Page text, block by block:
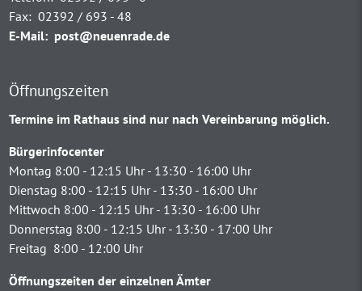
Fax: 02392 / 693 - 48
E-Mail: post@neuenrade.de
Öffnungszeiten
Termine im Rathaus sind nur nach Vereinbarung möglich.
Bürgerinfocenter
Montag 8:00 - 12:15 Uhr - 13:30 - 16:00 Uhr
Dienstag 8:00 - 12:15 Uhr - 13:30 - 16:00 Uhr
Mittwoch 8:00 - 12:15 Uhr - 13:30 - 16:00 Uhr
Donnerstag 8:00 - 12:15 Uhr - 13:30 - 17:00 Uhr
Freitag 8:00 - 12:00 Uhr
Öffnungszeiten der einzelnen Ämter